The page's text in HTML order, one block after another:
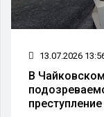
13.07.2026
В
преступление